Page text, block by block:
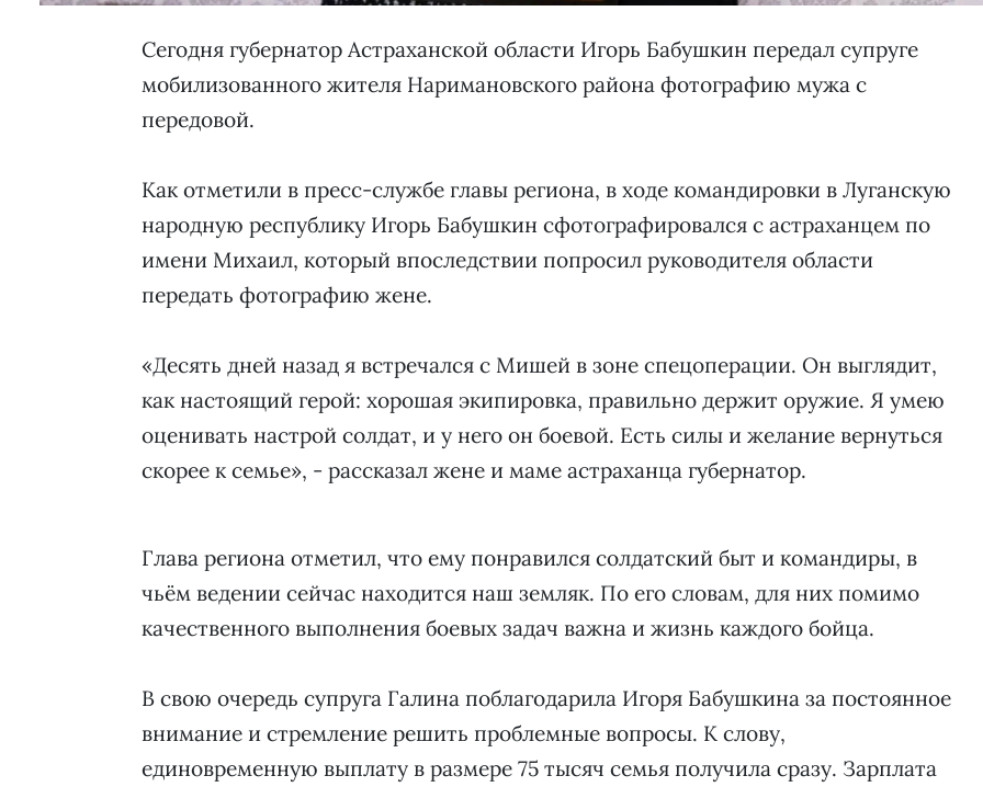
Сегодня губернатор Астраханской области Игорь Бабушкин передал супруге
мобилизованного жителя Наримановского района фотографию мужа с
передовой.
Как отметили в пресс-службе главы региона, в ходе командировки в Луганскую
народную республику Игорь Бабушкин сфотографировался с астраханцем по
имени Михаил, который впоследствии попросил руководителя области
передать фотографию жене.
«Десять дней назад я встречался с Мишей в зоне спецоперации. Он выглядит,
как настоящий герой: хорошая экипировка, правильно держит оружие. Я умею
оценивать настрой солдат, и у него он боевой. Есть силы и желание вернуться
скорее к семье», - рассказал жене и маме астраханца губернатор.
Глава региона отметил, что ему понравился солдатский быт и командиры, в
чьём ведении сейчас находится наш земляк. По его словам, для них помимо
качественного выполнения боевых задач важна и жизнь каждого бойца.
В свою очередь супруга Галина поблагодарила Игоря Бабушкина за постоянное
внимание и стремление решить проблемные вопросы. К слову,
единовременную выплату в размере 75 тысяч семья получила сразу. Зарплата